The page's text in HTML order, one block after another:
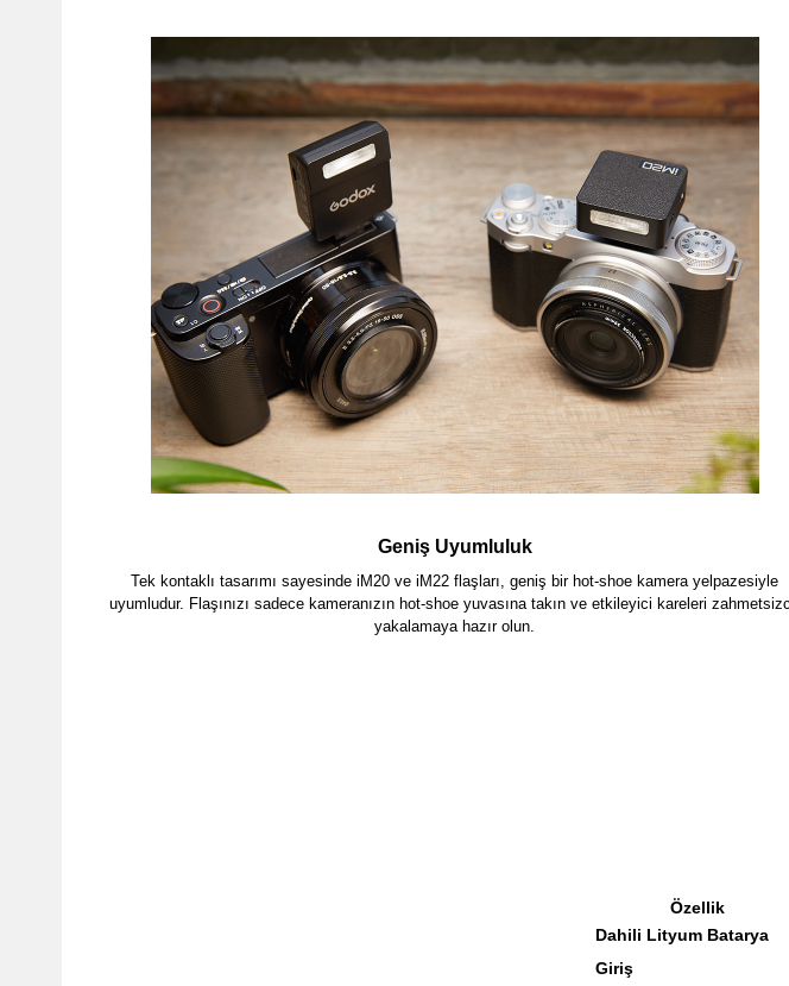
Geniş Uyumluluk
Tek kontaklı tasarımı sayesinde iM20 ve iM22 flaşları, geniş bir hot-shoe kamera yelpazesiyle
uyumludur. Flaşınızı sadece kameranızın hot-shoe yuvasına takın ve etkileyici kareleri
yakalamaya hazır olun.
Özellik
Dahili Lityum Batarya
Giriş